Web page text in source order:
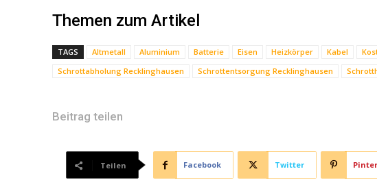
Themen zum Artikel
TAGS Altmetall Aluminium Batterie Eisen Heizkörper Kabel
Schrottabholung Recklinghausen
Schrottentsorgung Recklinghausen
Beitrag teilen
Teilen Facebook Twitter